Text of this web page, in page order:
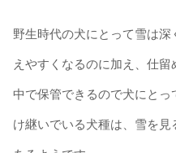
野生時代の犬にとって雪は
えやすくなるのに加え、仕
中で保管できるので犬にと
け継いでいる犬種は、雪を